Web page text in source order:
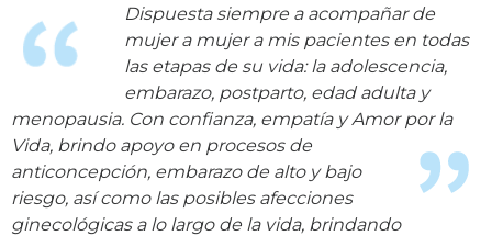
Dispuesta siempre a acompañar de
mujer a mujer a mis pacientes en todas
las etapas de su vida: la adolescencia,
embarazo, postparto, edad adulta y
menopausia. Con confianza, empatía y Amor por la
Vida, brindo apoyo en procesos de
anticoncepción, embarazo de alto y bajo
riesgo, así como las posibles afecciones
ginecológicas a lo largo de la vida, brindando